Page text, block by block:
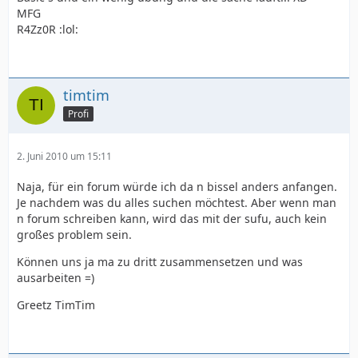
MFG
R4Zz0R :lol:
timtim
Profi
2. Juni 2010 um 15:11
Naja, für ein forum würde ich da n bissel anders anfangen.
Je nachdem was du alles suchen möchtest. Aber wenn man
n forum schreiben kann, wird das mit der sufu, auch kein
großes problem sein.
Können uns ja ma zu dritt zusammensetzen und was
ausarbeiten =)
Greetz TimTim